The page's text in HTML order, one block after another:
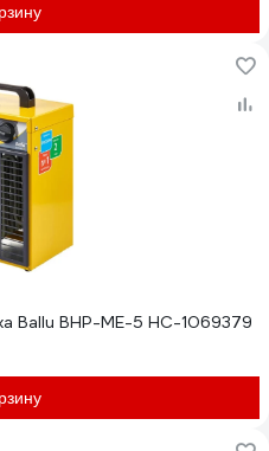
Ballu BHP-ME-5 НС-1069379